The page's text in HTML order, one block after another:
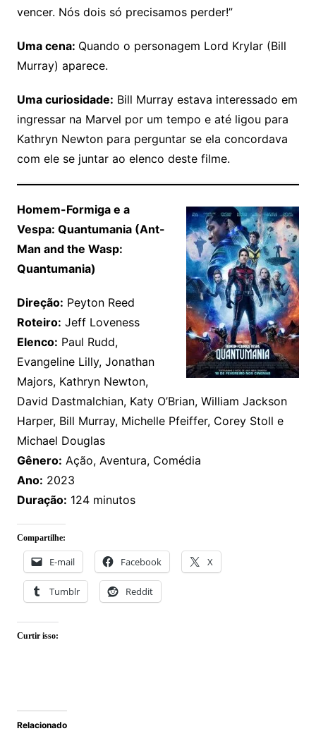
vencer. Nós dois só precisamos perder!”
Uma cena: Quando o personagem Lord Krylar (Bill
Murray) aparece.
Uma curiosidade: Bill Murray estava interessado em
ingressar na Marvel por um tempo e até ligou para
Kathryn Newton para perguntar se ela concordava
com ele se juntar ao elenco deste filme.
Homem-Formiga e a
Vespa: Quantumania (Ant-
Man and the Wasp:
Quantumania)
Direção: Peyton Reed
Roteiro: Jeff Loveness
Elenco: Paul Rudd,
Evangeline Lilly, Jonathan
Majors, Kathryn Newton,
David Dastmalchian, Katy O’Brian, William Jackson
Harper, Bill Murray, Michelle Pfeiffer, Corey Stoll e
Michael Douglas
Gênero: Ação, Aventura, Comédia
Ano: 2023
Duração: 124 minutos
Compartilhe:
E-mail Facebook X
Tumblr Reddit
Curtir isso:
Relacionado